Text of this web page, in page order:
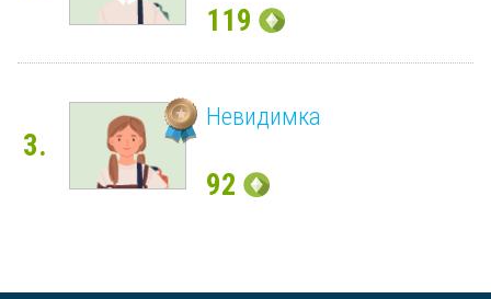
119
3.
Невидимка
92